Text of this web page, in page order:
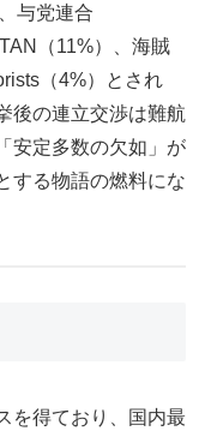
与党連合
（11%）、海賊
（4%）とされ
後の連立交渉は難航
安定多数の欠如」が
する物語の燃料にな
を得ており、国内最